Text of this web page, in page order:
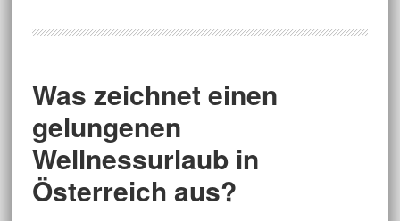
Was zeichnet einen
gelungenen
Wellnessurlaub in
Österreich aus?